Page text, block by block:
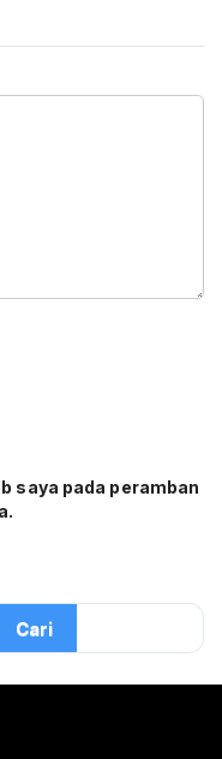
saya pada peramban